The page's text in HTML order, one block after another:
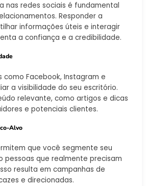
nas redes sociais é fundamental
Responder a
informações úteis e interagir
a confiança e a credibilidade.
como Facebook, Instagram e
a visibilidade do seu escritório.
relevante, como artigos e dicas
e potenciais clientes.
Alvo
que você segmente seu
pessoas que realmente precisam
resulta em campanhas de
e direcionadas.